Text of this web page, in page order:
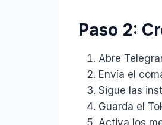
Paso 2:
Abre
Envía el
Sigue las
Guarda el
Activa los